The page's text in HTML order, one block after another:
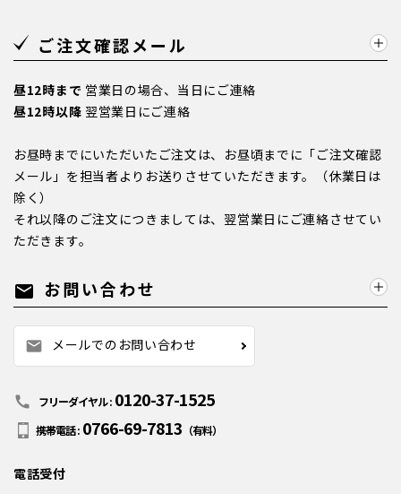
ご注文確認メール
昼12時まで 営業日の場合、当日にご連絡
昼12時以降 翌営業日にご連絡
お昼時までにいただいたご注文は、お昼頃までに「ご注文確認
メール」を担当者よりお送りさせていただきます。（休業日は
除く）
それ以降のご注文につきましては、翌営業日にご連絡させてい
ただきます。
mail お問い合わせ
mail メールでのお問い合わせ
call フリーダイヤル : 0120-37-1525
携帯電話 : 0766-69-7813 （有料）
電話受付